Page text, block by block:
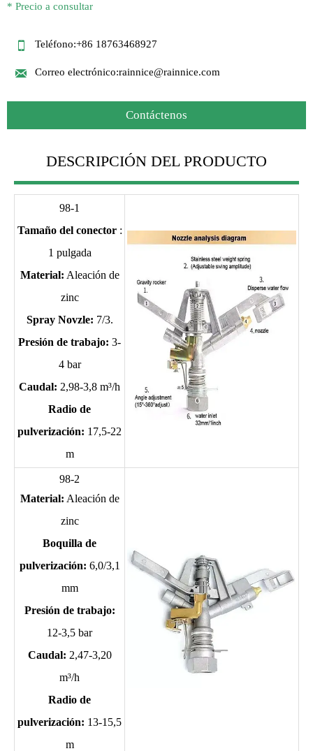
* Precio a consultar
 Teléfono:+86 18763468927
 Correo electrónico:rainnice@rainnice.com
Contáctenos
DESCRIPCIÓN DEL PRODUCTO
98-1
Tamaño del conector:
1 pulgada
Material: Aleación de
zinc
Spray Novzle: 7/3.
Presión de trabajo: 3-
4 bar
Caudal: 2,98-3,8 m³/h
Radio de
pulverización: 17,5-22
m
98-2
Material: Aleación de
zinc
Boquilla de
pulverización: 6,0/3,1
mm
Presión de trabajo:
12-3,5 bar
Caudal: 2,47-3,20
m³/h
Radio de
pulverización: 13-15,5
m